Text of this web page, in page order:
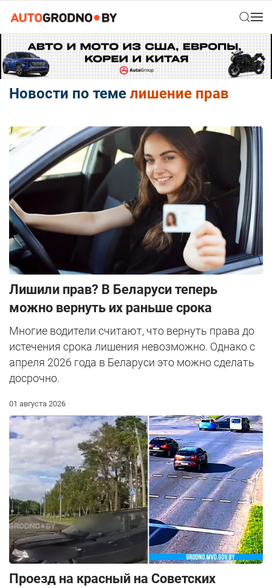
Новости по теме лишение прав
Лишили прав? В Беларуси теперь
можно вернуть их раньше срока
Многие водители считают, что вернуть права до
истечения срока лишения невозможно. Однако с
апреля 2026 года в Беларуси это можно сделать
досрочно.
01 августа 2026
Проезд на красный на Советских